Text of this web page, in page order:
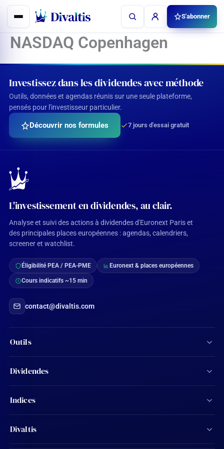
Aller
contenu
S'abonner
NASDAQ Copenhagen
Investissez dans les dividendes avec méthode
Outils, données et agendas réunis sur une seule plateforme,
pensés pour l'investisseur particulier.
Découvrir nos formules 7 jours d'essai gratuit
L'investissement en dividendes, au clair.
Analyse et suivi des actions à dividendes d'Euronext Paris et
des principales places européennes : agendas, calendriers,
screener et watchlist.
Éligibilité PEA / PEA-PME Euronext & places européennes
Cours indicatifs ~15 min
contact@divaltis.com
Outils
Screener d'actions
Calculateur de dividendes
Ma watchlist
Mon compte
Dividendes
Tous les dividendes
Actions Aristocrates
Indices
CAC 40
SBF 120
Divaltis